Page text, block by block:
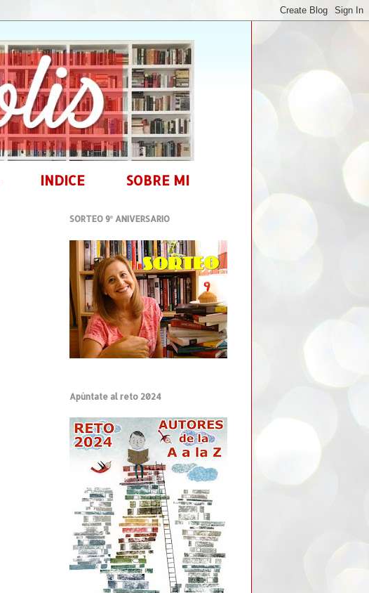
INDICE SOBRE MI
SORTEO 9º ANIVERSARIO
Apúntate al reto 2024